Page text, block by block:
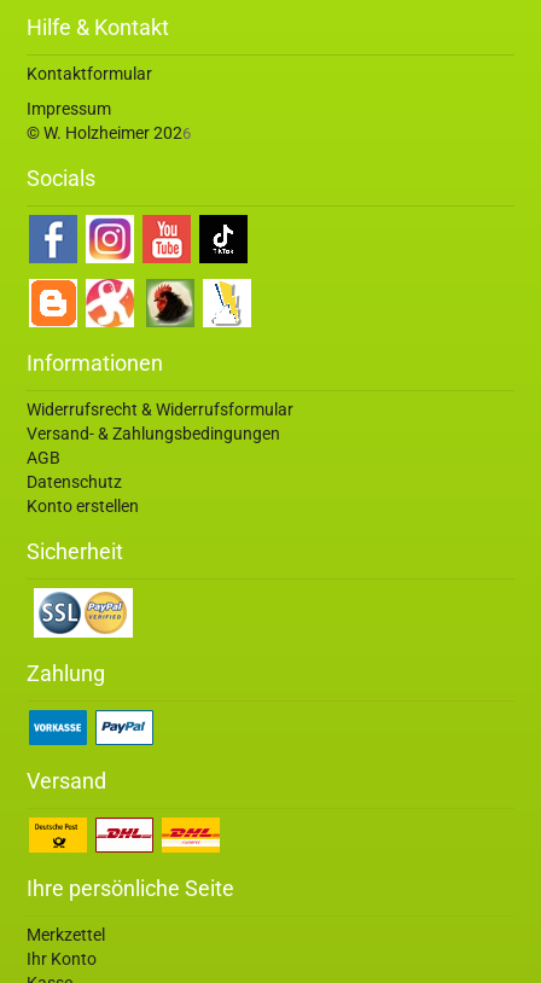
Hilfe & Kontakt
Kontaktformular
Impressum
© W. Holzheimer 2026
Socials
Informationen
Widerrufsrecht & Widerrufsformular
Versand- & Zahlungsbedingungen
AGB
Datenschutz
Konto erstellen
Sicherheit
Zahlung
Versand
Ihre persönliche Seite
Merkzettel
Ihr Konto